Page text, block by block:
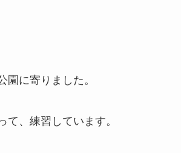
園に寄りました。
て、練習しています。